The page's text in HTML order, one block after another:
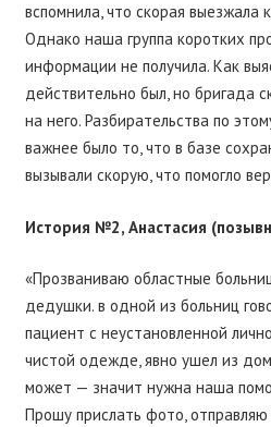
вспомнила, что скорая выезжала
Однако наша группа коротких
информации не получила. Как
действительно был, но бригада
на него. Разбирательства по
важнее было то, что в базе
вызывали скорую, что помогло
История №2, Анастасия
«Прозваниваю областные
дедушки. в одной из больниц
пациент с неустановленной
чистой одежде, явно ушел из
может — значит нужна наша
Прошу прислать фото,